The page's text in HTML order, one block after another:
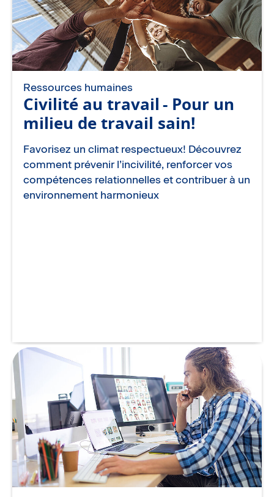
Ressources humaines
Civilité au travail - Pour un
milieu de travail sain!
Favorisez un climat respectueux! Découvrez
comment prévenir l’incivilité, renforcer vos
compétences relationnelles et contribuer à un
environnement harmonieux